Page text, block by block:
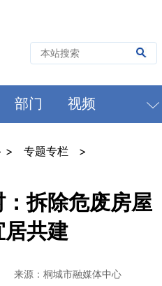
部门 视频
> 专题专栏
>
拆除危废房屋
共建
来源：桐城市融媒体中心